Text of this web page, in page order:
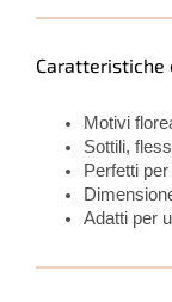
Caratteristiche
Motivi
Sottili,
Perfetti
Adatti per